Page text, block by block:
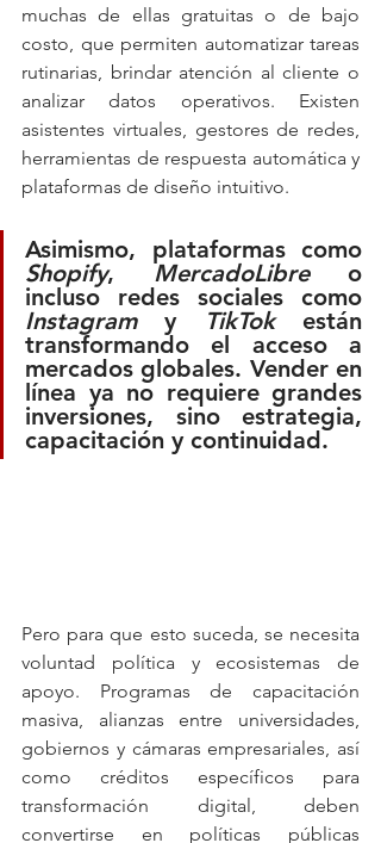
muchas de ellas gratuitas o de bajo
costo, que permiten automatizar tareas
rutinarias, brindar atención al cliente o
analizar datos operativos. Existen
asistentes virtuales, gestores de redes,
herramientas de respuesta automática y
plataformas de diseño intuitivo.
Shopify, MercadoLibre o
Instagram y TikTok están
transformando el acceso a
mercados globales. Vender en
línea ya no requiere grandes
inversiones, sino estrategia,
capacitación y continuidad.
Pero para que esto suceda, se necesita
voluntad política y ecosistemas de
apoyo. Programas de capacitación
masiva, alianzas entre universidades,
gobiernos y cámaras empresariales, así
como créditos específicos para
transformación digital, deben
convertirse en políticas públicas